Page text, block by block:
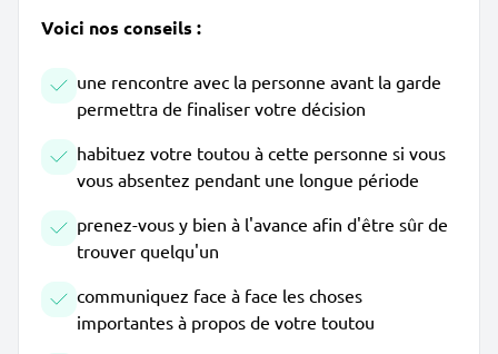
Voici nos conseils :
une rencontre avec la personne avant la garde
permettra de finaliser votre décision
habituez votre toutou à cette personne si vous
vous absentez pendant une longue période
prenez-vous y bien à l'avance afin d'être sûr de
trouver quelqu'un
communiquez face à face les choses
importantes à propos de votre toutou